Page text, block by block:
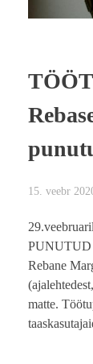
15. veebr
PUNUTUD
Rebane
matte.